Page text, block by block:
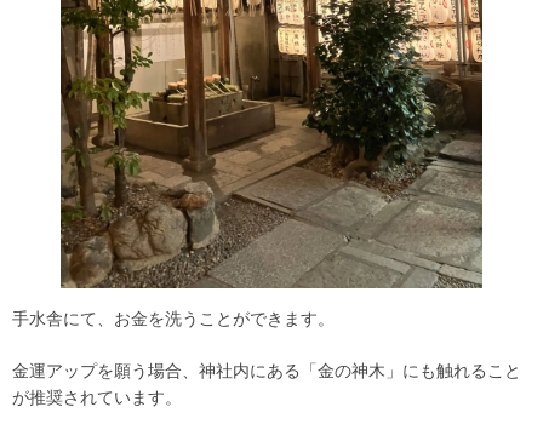
手水舎にて、お金を洗うことができます。
金運アップを願う場合、神社内にある「金の神木」にも触れること
が推奨されています。